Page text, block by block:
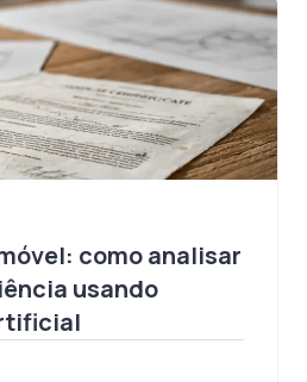
como analisar
usando